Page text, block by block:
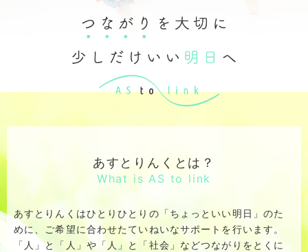
あすとりんくとは？
What is AS to link
あすとりんくはひとりひとりの「ちょっといい明日」のた
めに、 ご希望に合わせたていねいなサポートを行います。
「人」と「人」や「人」と「社会」などつながりをとくに